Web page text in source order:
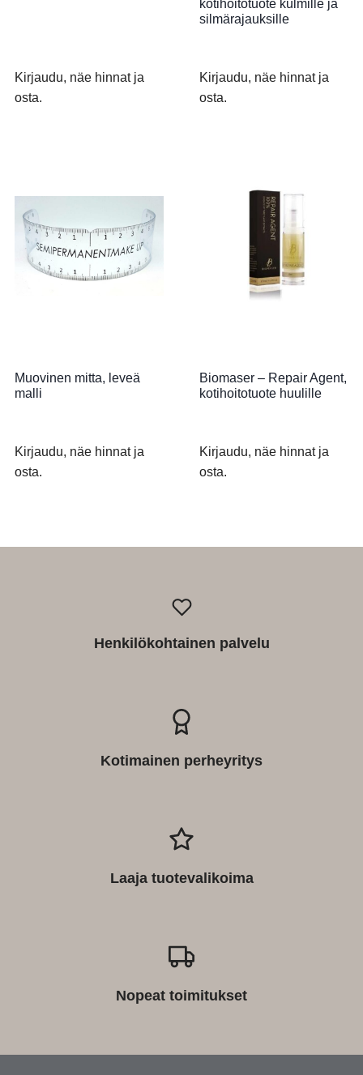
Kirjaudu, näe hinnat ja
osta.
kotihoitotuote kulmille ja
silmärajauksille
Kirjaudu, näe hinnat ja
osta.
Muovinen mitta, leveä
malli
Kirjaudu, näe hinnat ja
osta.
Biomaser – Repair Agent,
kotihoitotuote huulille
Kirjaudu, näe hinnat ja
osta.
Henkilökohtainen palvelu
Kotimainen perheyritys
Laaja tuotevalikoima
Nopeat toimitukset